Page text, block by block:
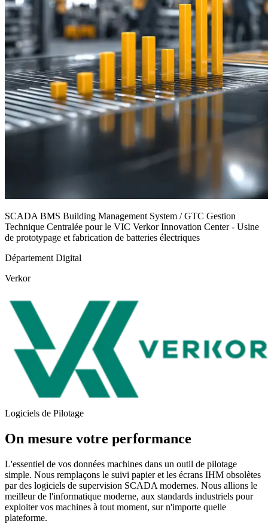
SCADA BMS Building Management System / GTC Gestion
Technique Centralée pour le VIC Verkor Innovation Center - Usine
de prototypage et fabrication de batteries électriques
Département Digital
Verkor
Logiciels de Pilotage
On mesure votre performance
L'essentiel de vos données machines dans un outil de pilotage
simple. Nous remplaçons le suivi papier et les écrans IHM obsolètes
par des logiciels de supervision SCADA modernes. Nous allions le
meilleur de l'informatique moderne, aux standards industriels pour
exploiter vos machines à tout moment, sur n'importe quelle
plateforme.